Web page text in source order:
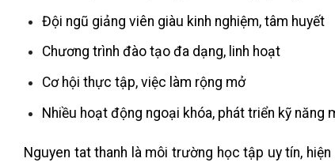
Đội ngũ giảng viên giàu kinh nghiệm, tâm huyết
Chương trình đào tạo đa dạng, linh hoạt
Cơ hội thực tập, việc làm rộng mở
Nhiều hoạt động ngoại khóa, phát triển kỹ năng
Nguyen tat thanh là môi trường học tập uy tín,